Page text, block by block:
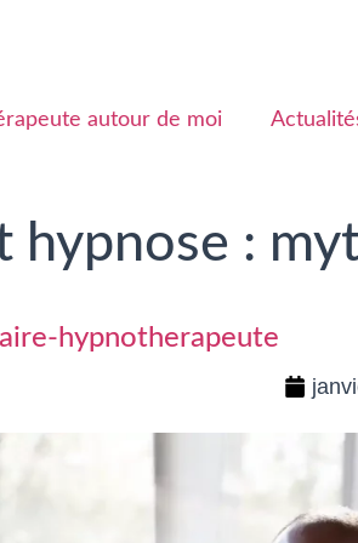
autour de moi
hypnose :
hypnotherapeute